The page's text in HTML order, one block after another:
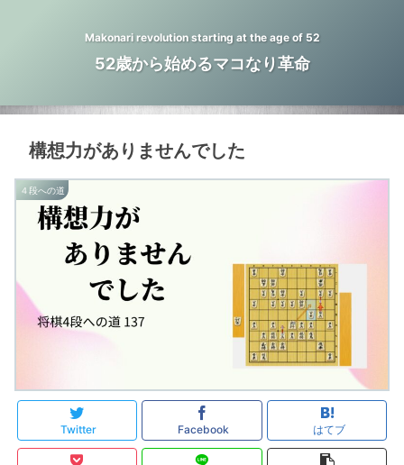
Makonari revolution starting at the age of 52
52歳から始めるマコなり革命
構想力がありませんでした
４段への道
Twitter Facebook はてブ